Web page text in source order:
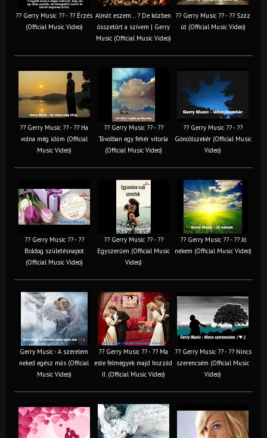
?? Gerry Music ?? - ?? Érzés
(Official Music Video)
Almát eszem… ? De közben
összetört a szívem | Gerry
Music (Official Music Video)
?? Gerry Music ?? - ?? Száz
út (Official Music Video)
?? Gerry Music ?? - ?? Ha
volna még időm (Official
Music Video)
?? Gerry Music ?? - ??
Távolban egy fehér vitorla
(Official Music Video)
?? Gerry Music ?? - ??
Göncölszekér (Official Music
Video)
?? Gerry Music ?? - ??
Boldog születésnapot
(Official Music Video)
?? Gerry Music ?? - ??
Egyszerűen (Official Music
Video)
?? Gerry Music ?? - ?? Jó
nekem (Official Music Video)
Gerry Music - A szerelem
neked egész más (Official
Music Video)
?? Gerry Music ?? - ?? Ma
este felmegyek majd hozzád
II. (Official Music Video)
?? Gerry Music ?? - ?? Nincs
szerencsém (Official Music
Video)